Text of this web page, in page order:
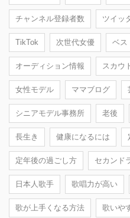
チャンネル登録者数 ツイッ
TikTok 次世代女優 ベス
オーディション情報 スカウ
女性モデル ママブログ
シニアモデル事務所 老後
長生き 健康になるには
定年後の過ごし方 セカンド
日本人歌手 歌唱力が高い
歌が上手くなる方法 歌いや